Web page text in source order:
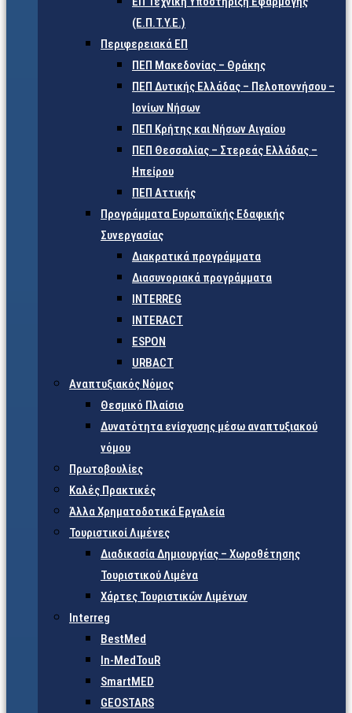
(Ε.Π.Τ.Υ.Ε.)
Περιφερειακά ΕΠ
ΠΕΠ Μακεδονίας – Θράκης
ΠΕΠ Δυτικής Ελλάδας – Πελοποννήσου –
Ιονίων Νήσων
ΠΕΠ Κρήτης και Νήσων Αιγαίου
ΠΕΠ Θεσσαλίας – Στερεάς Ελλάδας –
Ηπείρου
ΠΕΠ Αττικής
Προγράμματα Ευρωπαϊκής Εδαφικής
Συνεργασίας
Διακρατικά προγράμματα
Διασυνοριακά προγράμματα
INTERREG
INTERACT
ESPON
URBACT
Αναπτυξιακός Νόμος
Θεσμικό Πλαίσιο
Δυνατότητα ενίσχυσης μέσω αναπτυξιακού
νόμου
Πρωτοβουλίες
Καλές Πρακτικές
Άλλα Χρηματοδοτικά Εργαλεία
Τουριστικοί Λιμένες
Διαδικασία Δημιουργίας – Χωροθέτησης
Τουριστικού Λιμένα
Χάρτες Τουριστικών Λιμένων
Interreg
BestMed
In-MedTouR
SmartMED
GEOSTARS